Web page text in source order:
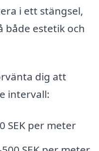
i ett stängsel,
både estetik och
dig att
intervall:
SEK per meter